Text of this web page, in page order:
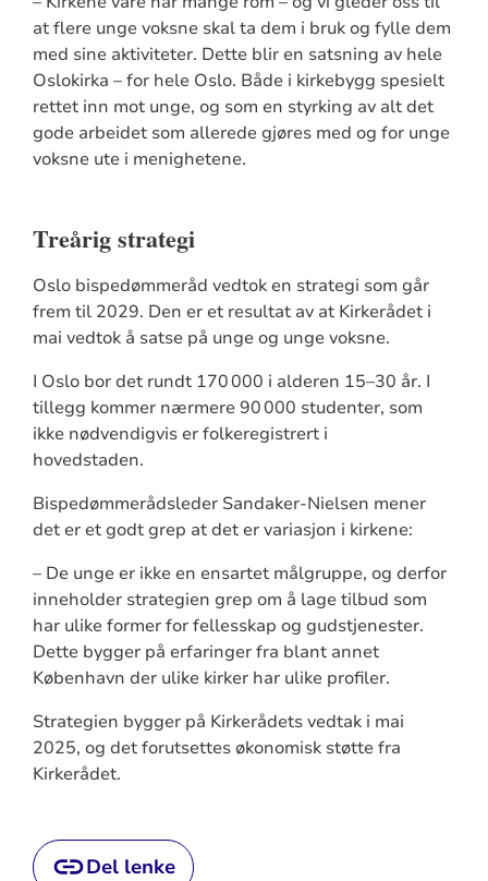
at flere unge voksne skal ta dem i bruk og fylle dem
med sine aktiviteter. Dette blir en satsning av hele
Oslokirka – for hele Oslo. Både i kirkebygg spesielt
rettet inn mot unge, og som en styrking av alt det
gode arbeidet som allerede gjøres med og for unge
voksne ute i menighetene.
Treårig strategi
Oslo bispedømmeråd vedtok en strategi som går
frem til 2029. Den er et resultat av at Kirkerådet i
mai vedtok å satse på unge og unge voksne.
I Oslo bor det rundt 170 000 i alderen 15–30 år. I
tillegg kommer nærmere 90 000 studenter, som
ikke nødvendigvis er folkeregistrert i
hovedstaden.
Bispedømmerådsleder Sandaker-Nielsen mener
det er et godt grep at det er variasjon i kirkene:
– De unge er ikke en ensartet målgruppe, og derfor
inneholder strategien grep om å lage tilbud som
har ulike former for fellesskap og gudstjenester.
Dette bygger på erfaringer fra blant annet
København der ulike kirker har ulike profiler.
Strategien bygger på Kirkerådets vedtak i mai
2025, og det forutsettes økonomisk støtte fra
Kirkerådet.
Del lenke